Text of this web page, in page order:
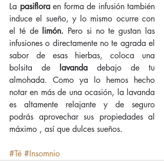
La pasiflora en forma de infusión también
induce el sueño, y lo mismo ocurre con
el té de limón. Pero si no te gustan las
infusiones o directamente no te agrada el
sabor de esas hierbas, coloca una
bolsita de lavanda debajo de tu
almohada. Como ya lo hemos hecho
notar en más de una ocasión, la lavanda
es altamente relajante y de seguro
podrás aprovechar sus propiedades al
máximo , así que dulces sueños.
#Té #Insomnio